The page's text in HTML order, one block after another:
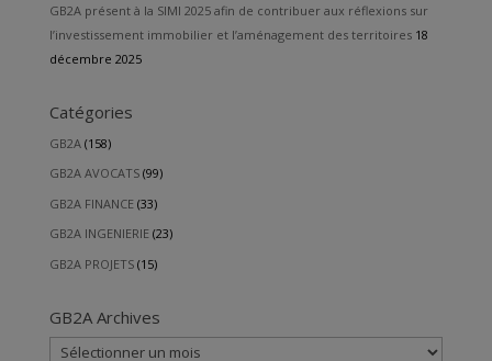
GB2A présent à la SIMI 2025 afin de contribuer aux réflexions sur
l’investissement immobilier et l’aménagement des territoires 18
décembre 2025
Catégories
GB2A(158)
GB2A AVOCATS(99)
GB2A FINANCE(33)
GB2A INGENIERIE(23)
GB2A PROJETS(15)
GB2A Archives
GB2A